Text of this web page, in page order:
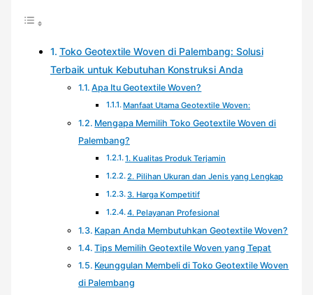
Toko Geotextile Woven di Palembang: Solusi
Terbaik untuk Kebutuhan Konstruksi Anda
Apa Itu Geotextile Woven?
Manfaat Utama Geotextile Woven:
Mengapa Memilih Toko Geotextile Woven di
Palembang?
1. Kualitas Produk Terjamin
2. Pilihan Ukuran dan Jenis yang Lengkap
3. Harga Kompetitif
4. Pelayanan Profesional
Kapan Anda Membutuhkan Geotextile Woven?
Tips Memilih Geotextile Woven yang Tepat
Keunggulan Membeli di Toko Geotextile Woven
di Palembang